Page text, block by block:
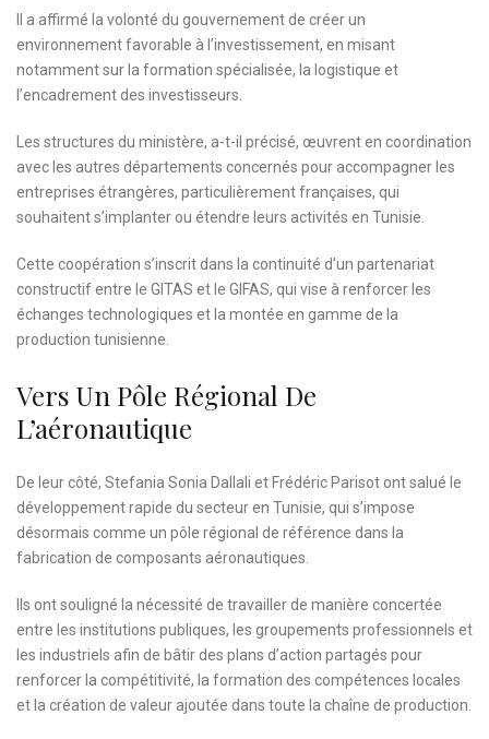
Il a affirmé la volonté du gouvernement de créer un
environnement favorable à l’investissement, en misant
notamment sur la formation spécialisée, la logistique et
l’encadrement des investisseurs.
Les structures du ministère, a-t-il précisé, œuvrent en coordination
avec les autres départements concernés pour accompagner les
entreprises étrangères, particulièrement françaises, qui
souhaitent s’implanter ou étendre leurs activités en Tunisie.
Cette coopération s’inscrit dans la continuité d’un partenariat
constructif entre le GITAS et le GIFAS, qui vise à renforcer les
échanges technologiques et la montée en gamme de la
production tunisienne.
Vers Un Pôle Régional De
L’aéronautique
De leur côté, Stefania Sonia Dallali et Frédéric Parisot ont salué le
développement rapide du secteur en Tunisie, qui s’impose
désormais comme un pôle régional de référence dans la
fabrication de composants aéronautiques.
Ils ont souligné la nécessité de travailler de manière concertée
entre les institutions publiques, les groupements professionnels et
les industriels afin de bâtir des plans d’action partagés pour
renforcer la compétitivité, la formation des compétences locales
et la création de valeur ajoutée dans toute la chaîne de production.